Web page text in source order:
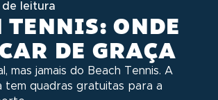
de leitura
TENNIS: ONDE
DE GRAÇA
mas jamais do Beach Tennis. A
tem quadras gratuitas para a